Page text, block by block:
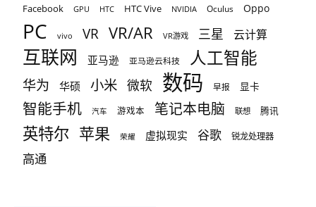
Facebook GPU HTC HTC Vive NVIDIA Oculus Oppo
PC vivo VR VR/AR VR游戏 三星 云计算
互联网 亚马逊 亚马逊云科技 人工智能
华为 华硕 小米 微软 数码 早报 显卡
智能手机 汽车 游戏本 笔记本电脑 联想 腾讯
英特尔 苹果 荣耀 虚拟现实 谷歌 锐龙处理器
高通